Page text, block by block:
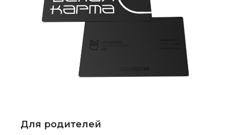
Для родителей